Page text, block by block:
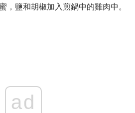
，鹽和胡椒加入煎鍋中的雞肉中。
ad